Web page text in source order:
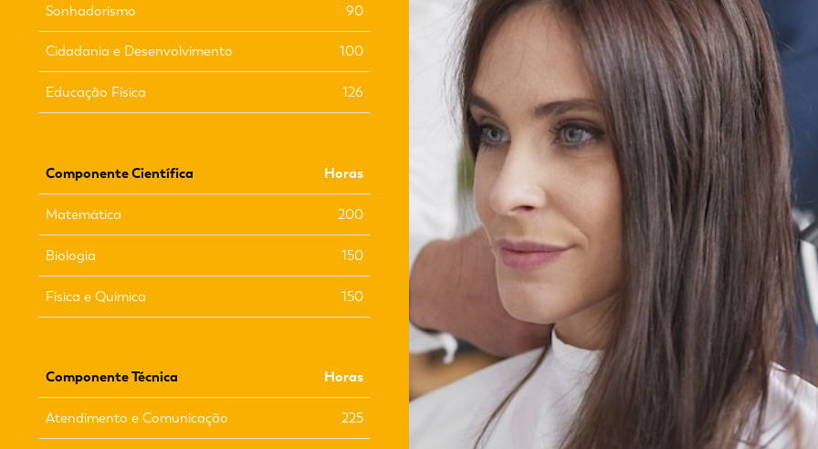
Sonhadorismo 90
Cidadania e Desenvolvimento 100
Educação Física 126
Componente Científica Horas
Matemática 200
Biologia 150
Física e Química 150
Componente Técnica Horas
Atendimento e Comunicação 225